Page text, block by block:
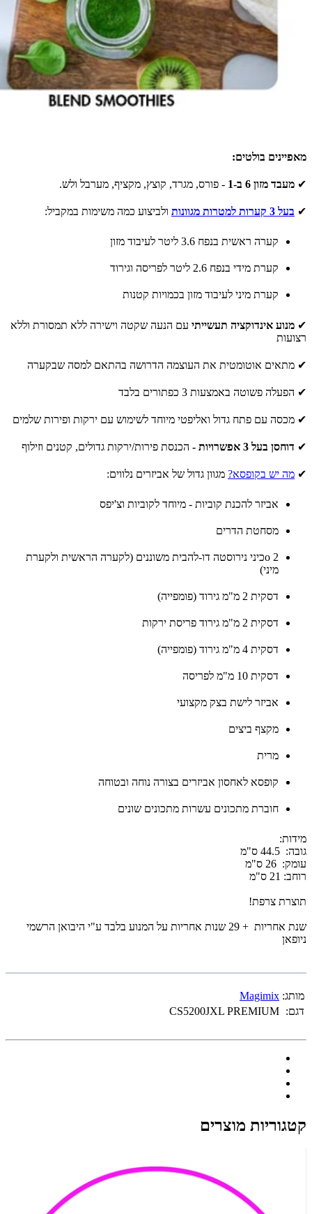
מאפיינים בולטים:
✔ מעבד מזון 6 ב-1 - פורס, מגרד, קוצץ, מקציף, מערבל ולש.
✔ בעל 3 קערות למטרות מגוונות ולביצוע כמה משימות במקביל:
קערה ראשית בנפח 3.6 ליטר לעיבוד מזון
קערת מידי בנפח 2.6 ליטר לפריסה וגירוד
קערת מיני לעיבוד מזון בכמויות קטנות
✔ מנוע אינדוקציה תעשייתי עם הנעה שקטה וישירה ללא תמסורת וללא
רצועות
✔ מתאים אוטומטית את העוצמה הדרושה בהתאם למסה שבקערה
✔ הפעלה פשוטה באמצעות 3 כפתורים בלבד
✔ מכסה עם פתח גדול ואליפטי מיוחד לשימוש עם ירקות ופירות שלמים
✔ דוחסן בעל 3 אפשרויות - הכנסת פירות/ירקות גדולים, קטנים וזילוף
✔ מה יש בקופסא? מגוון גדול של אביזרים נלווים:
אביזר להכנת קוביות - מיוחד לקוביות וצ'יפס
מסחטת הדרים
o 2כיני נירוסטה דו-להבית משוננים (לקערה הראשית ולקערת
מיני)
דסקית 2 מ"מ גירוד (פומפייה)
דסקית 2 מ"מ גירוד פריסת ירקות
דסקית 4 מ"מ גירוד (פומפייה)
דסקית 10 מ"מ לפריסה
אביזר לישת בצק מקצועי
מקצף ביצים
מרית
קופסא לאחסון אביזרים בצורה נוחה ובטוחה
חוברת מתכונים עשרות מתכונים שונים
מידות:
גובה: 44.5 ס"מ
עומק: 26 ס"מ
רוחב: 21 ס"מ
תוצרת צרפת!
שנת אחריות + 29 שנות אחריות על המנוע בלבד ע"י היבואן הרשמי
ניופאן
מותג: Magimix
דגם: CS5200JXL PREMIUM
קטגוריות מוצרים